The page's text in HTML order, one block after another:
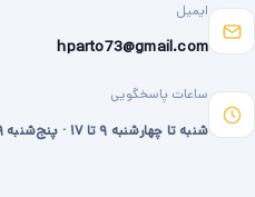
ایمیل
hparto73@gmail.com
ساعات پاسخگویی
شنبه تا چهارشنبه ۹ تا ۱۷ · پنج‌شنبه ۹ تا ۱۳